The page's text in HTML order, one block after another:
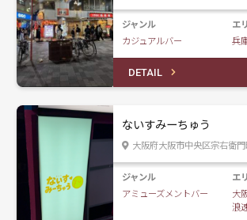
ジャンル
カジュアルバー
エ
兵
DETAIL
ないすみーちゅう
大阪府大阪市中央区宗右衛
ジャンル
アミューズメントバー
エ
大
浪